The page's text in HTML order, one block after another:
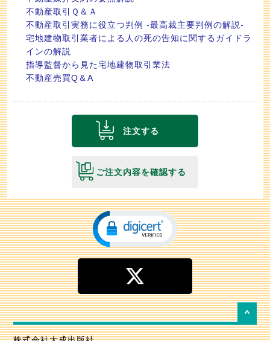
不動産取引Ｑ＆Ａ
不動産取引実務に役立つ判例 -最高裁主要判例の解説-
宅地建物取引業者による人の死の告知に関するガイドラ
インの解説
指導監督から見た宅地建物取引業法
不動産売買Q＆A
注文する
ご注文内容を確認する